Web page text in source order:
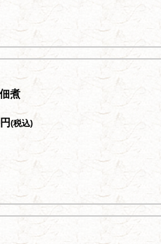
煮
(税込)